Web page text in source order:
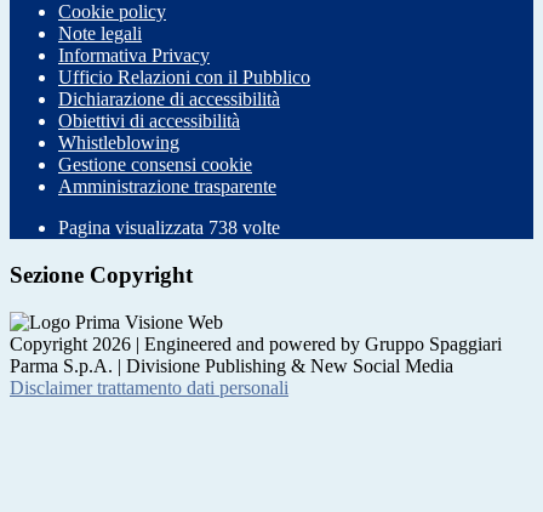
Cookie policy
Note legali
Informativa Privacy
Ufficio Relazioni con il Pubblico
Dichiarazione di accessibilità
Obiettivi di accessibilità
Whistleblowing
Gestione consensi cookie
Amministrazione trasparente
Pagina visualizzata 738 volte
Sezione Copyright
Copyright 2026 | Engineered and powered by Gruppo Spaggiari
Parma S.p.A. | Divisione Publishing & New Social Media
Disclaimer trattamento dati personali